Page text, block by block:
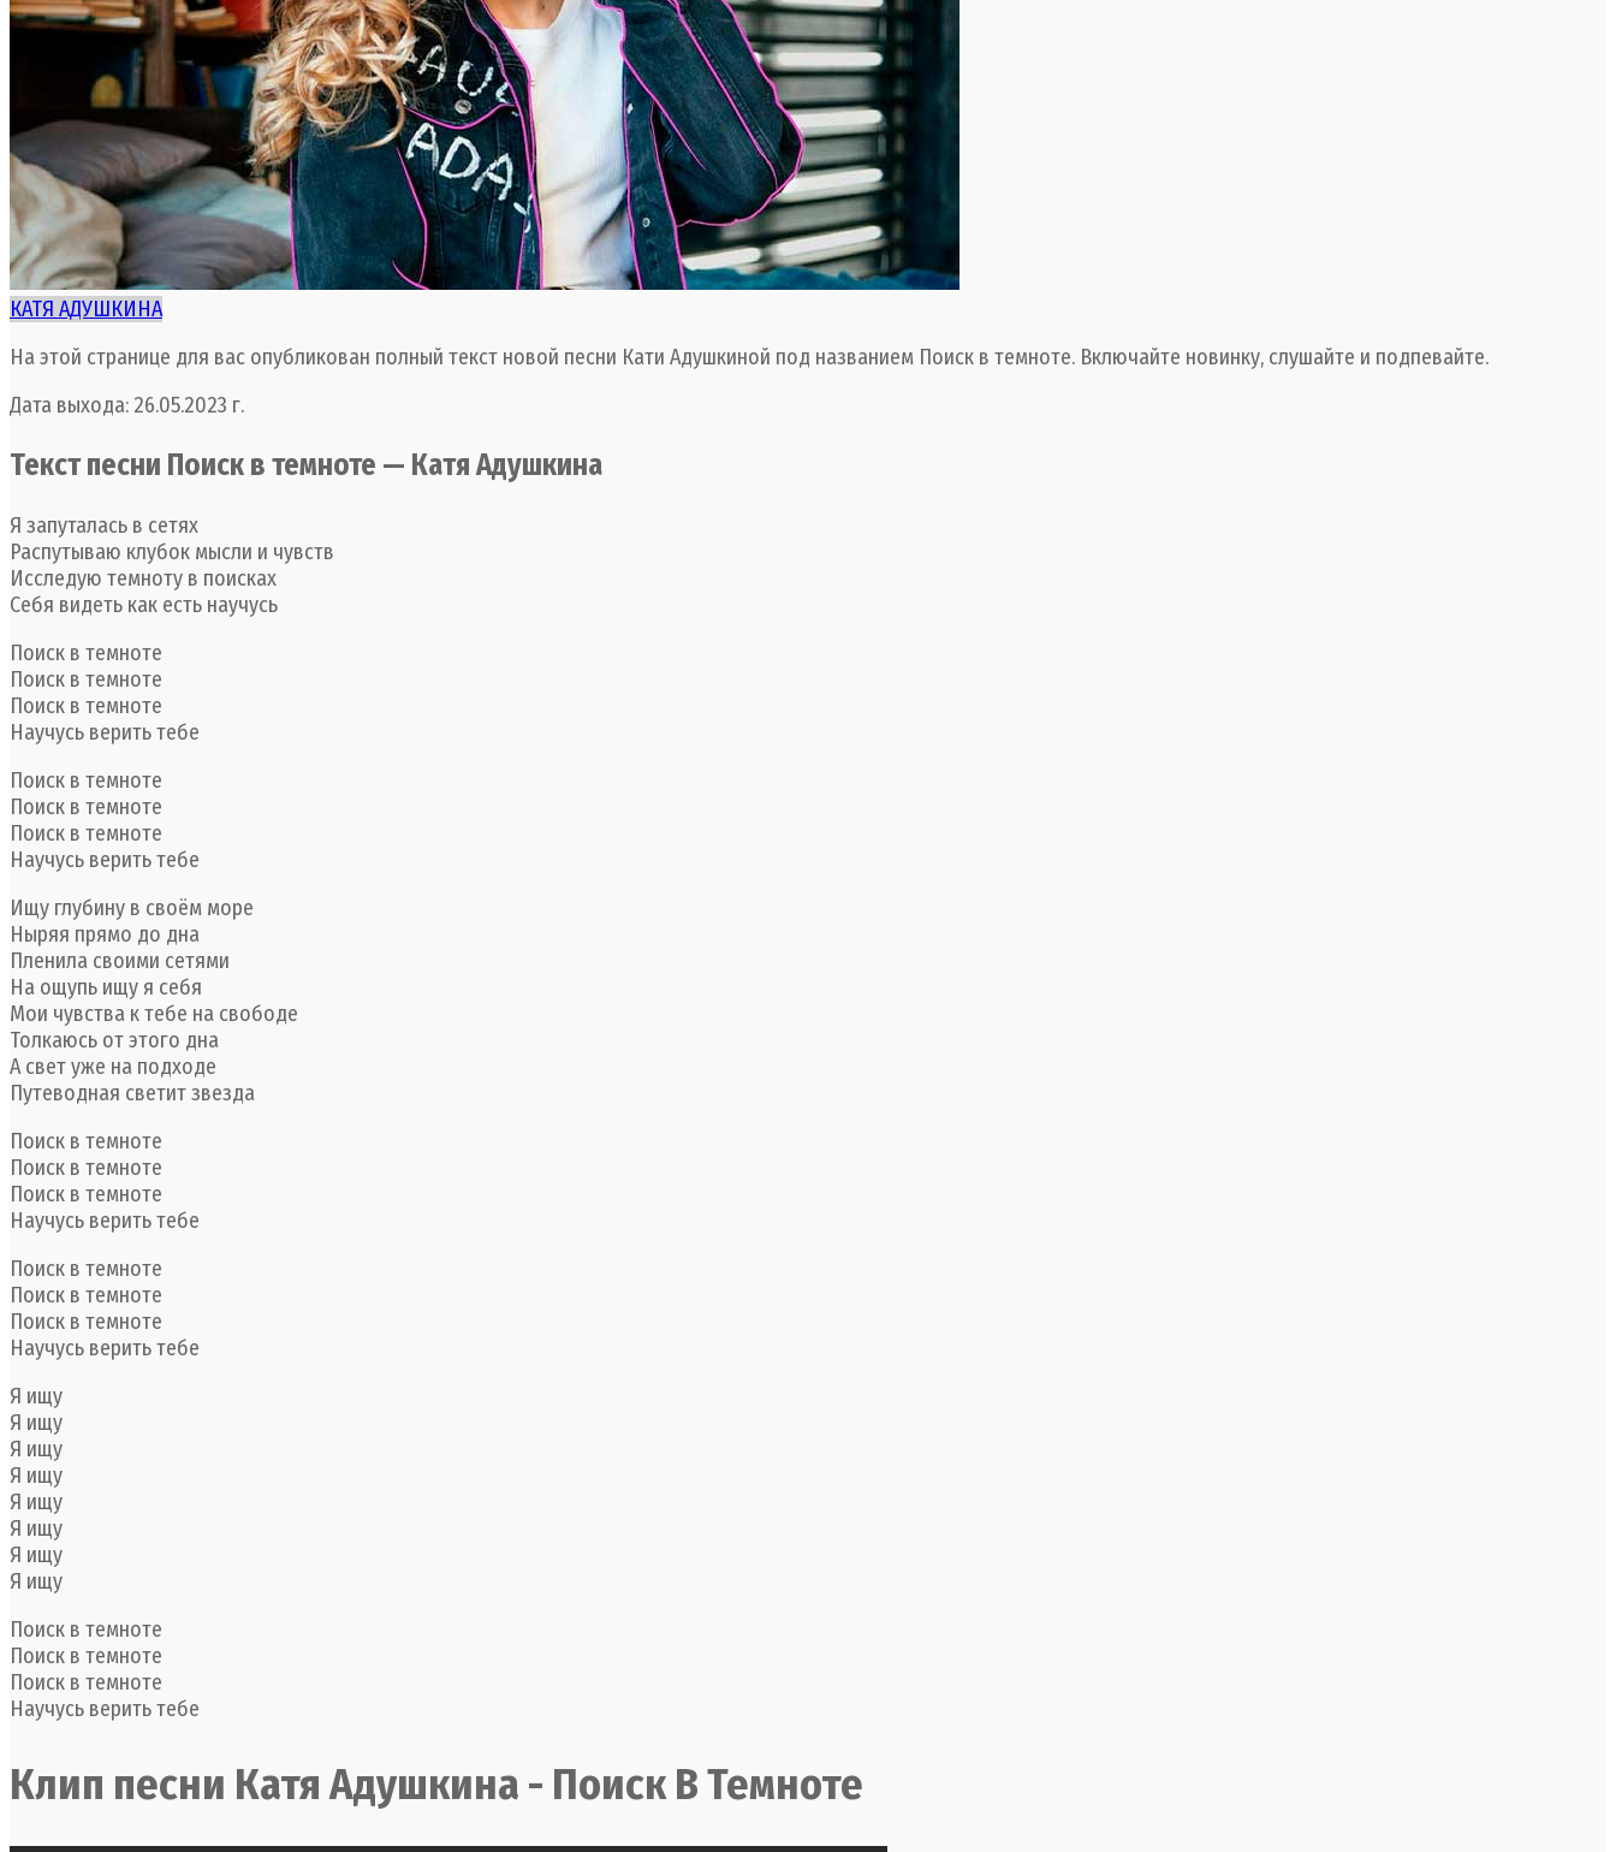
КАТЯ АДУШКИНА
На этой странице для вас опубликован полный текст новой песни Кати Адушкиной под названием Поиск в темноте. Включайте новинку, слушайте и подпевайте.
Дата выхода: 26.05.2023 г.
Текст песни Поиск в темноте — Катя Адушкина
Я запуталась в сетях
Распутываю клубок мысли и чувств
Исследую темноту в поисках
Себя видеть как есть научусь
Поиск в темноте
Поиск в темноте
Поиск в темноте
Научусь верить тебе
Поиск в темноте
Поиск в темноте
Поиск в темноте
Научусь верить тебе
Ищу глубину в своём море
Ныряя прямо до дна
Пленила своими сетями
На ощупь ищу я себя
Мои чувства к тебе на свободе
Толкаюсь от этого дна
А свет уже на подходе
Путеводная светит звезда
Поиск в темноте
Поиск в темноте
Поиск в темноте
Научусь верить тебе
Поиск в темноте
Поиск в темноте
Поиск в темноте
Научусь верить тебе
Я ищу
Я ищу
Я ищу
Я ищу
Я ищу
Я ищу
Я ищу
Я ищу
Поиск в темноте
Поиск в темноте
Поиск в темноте
Научусь верить тебе
Клип песни Катя Адушкина - Поиск В Темноте